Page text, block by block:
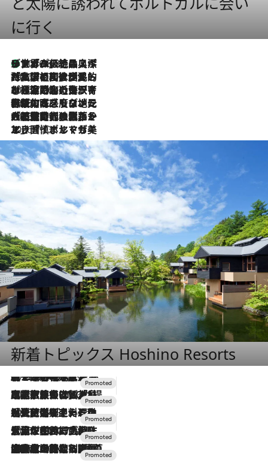
に行く
2026.8.8
リスボンの絶品スイーツ「パステル・デ・ナタ」とは？ポルトガル伝統の奥深い世界へ
2026.7.27
「私の祖国はポルトガル語です」国民的詩人フェルナンド・ペソアと、彼が愛した文学の街を歩く
2026.7.26
ポルトガル近海が育む極上の海の幸。キリリと冷えた白ワインと愉しむ、シーフード専門店の贅沢
2026.7.22
伝統の味をモダンに昇華。高感度な地元客が集う、リスボンの最旬ガストロノミー
2026.7.21
大航海時代の栄華から、震災、独裁、そして革命へ。ポルトガル・首都リスボンの石畳に刻まれた「歴史の光と影」
2026.7.13
エッセイ・ヤマザキマリ「慎ましくも美しき国 ポルトガル」
新着トピックス Hoshino Resorts
2026.8.7
【トンボの足水浴】ヒノキの香りに包まれて涼感マックス！約13℃の湧水かけ流しを避暑地「星野温泉 トンボの湯」で体験
2026.7.31
【ホテル帰省】という選択肢をOMOが提案。家族とほどよい距離を保つには「昼は実家、夜は気兼ねなくホテルで！」
2026.7.24
【夏限定ディナーコース】旬を迎える稚鮎や花ズッキーニなどをイタリア・トスカーナの郷土料理の手法で満喫！
2026.7.17
「土佐和ハーブかき氷」がOMO7高知に登場！生姜、山椒、大葉など目にも舌にも涼を呼ぶ郷土の味
2026.7.10
NEW OPEN！【界 草津】名湯の地に誕生。趣の異なる2種の温泉と上州ならではの会席・蕎麦割烹など美食を味わう究極の癒やし旅